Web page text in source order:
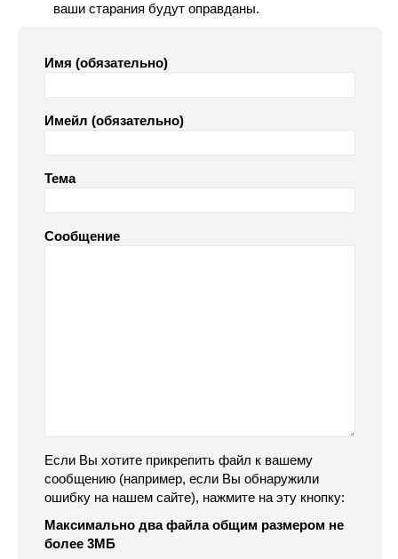
ваши старания будут оправданы.
Имя (обязательно)
Имейл (обязательно)
Тема
Сообщение
Если Вы хотите прикрепить файл к вашему
сообщению (например, если Вы обнаружили
ошибку на нашем сайте), нажмите на эту кнопку:
Максимально два файла общим размером не
более 3МБ